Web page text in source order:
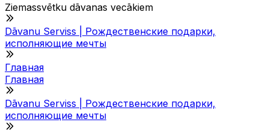
Ziemassvētku dāvanas vecākiem
Dāvanu Serviss | Рождественские подарки,
исполняющие мечты
Главная
Главная
Dāvanu Serviss | Рождественские подарки,
исполняющие мечты